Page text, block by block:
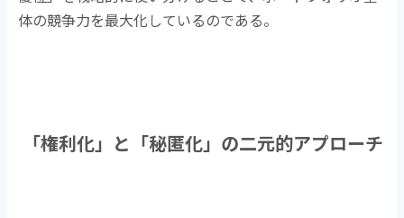
体の競争力を最大化しているのである。
「権利化」と「秘匿化」の二元的アプローチ